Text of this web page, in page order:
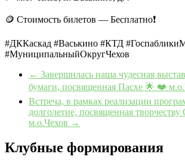
🪙 Стоимость билетов — Бесплатно❗️
#ДККаскад #Васькино #КТД
#МуниципальныйОкругЧехов
← Завершилась наша чудесная
бумаги, посвященная Пасхе 🌟 ❤️
Встреча, в рамках реализации
долголетие, посвященная творчеству
м.о.Чехов →
Клубные формирования